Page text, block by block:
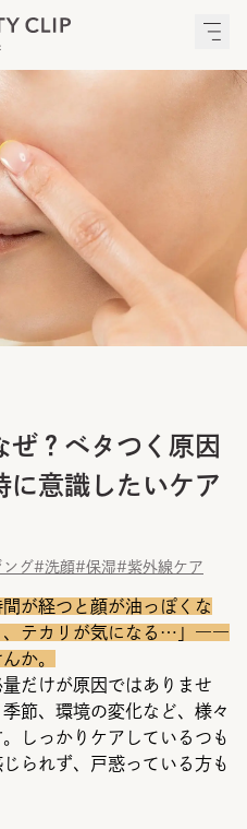
ぜ？ベタつく原因
に意識したいケア
グ#洗顔#保湿#紫外線ケア
が経つと顔が油っぽくな
、テカリが気になる…」――
か。
だけが原因ではありませ
節、環境の変化など、様々
しっかりケアしているつも
られず、戸惑っている方も